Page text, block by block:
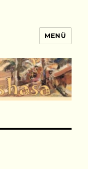
MENÜ